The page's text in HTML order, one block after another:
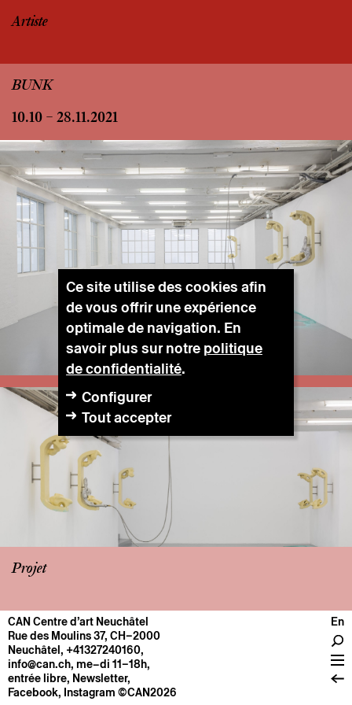
Artiste
BUNK
10.10 – 28.11.2021
Projet
CENTRE
Infos pratiques
Fonctionnement
À propos
CAN Centre d’art Neuchâtel
Rue des Moulins 37, CH–2000
Neuchâtel, +41327240160,
info@can.ch, me–di 11–18h,
entrée libre, Newsletter,
Facebook, Instagram ©CAN2026
En
Ce site utilise des cookies afin
de vous offrir une expérience
optimale de navigation. En
savoir plus sur notre politique
de confidentialité.
Configurer
Tout accepter